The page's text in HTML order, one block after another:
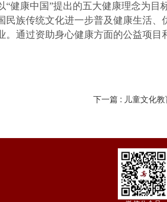
“健康中国”提出的五大健康理念为目
族传统文化进一步普及健康生活、
通过资助身心健康方面的公益项目
下一篇 : 儿童文化